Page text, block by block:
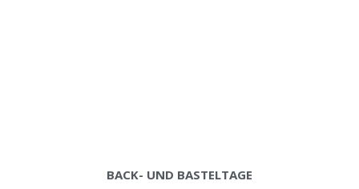
BACK- UND BASTELTAGE